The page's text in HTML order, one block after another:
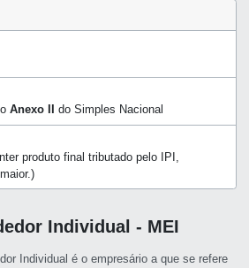
Anexo II do Simples Nacional
produto final tributado pelo IPI,
Individual - MEI
Individual é o empresário a que se refere